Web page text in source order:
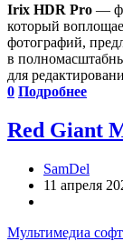
Irix HDR Pro —
который
фотографий,
в
для
0 Подробнее
Red Giant
SamDel
11 апреля
Мультимедиа софт